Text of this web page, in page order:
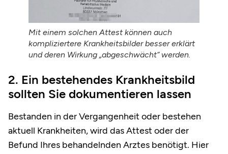
Mit einem solchen Attest können auch
kompliziertere Krankheitsbilder besser erklärt
und deren Wirkung „abgeschwächt“ werden.
2. Ein bestehendes Krankheitsbild
sollten Sie dokumentieren lassen
Bestanden in der Vergangenheit oder bestehen
aktuell Krankheiten, wird das Attest oder der
Befund Ihres behandelnden Arztes benötigt. Hier